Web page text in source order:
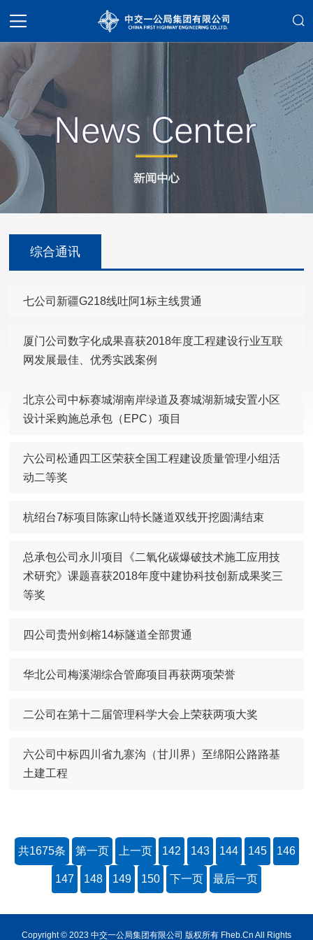
综合通讯
七公司新疆G218线吐阿1标主线贯通
厦门公司数字化成果喜获2018年度工程建设行业互联
网发展最佳、优秀实践案例
北京公司中标赛城湖南岸绿道及赛城湖新城安置小区
设计采购施总承包（EPC）项目
六公司松通四工区荣获全国工程建设质量管理小组活
动二等奖
杭绍台7标项目陈家山特长隧道双线开挖圆满结束
总承包公司永川项目《二氧化碳爆破技术施工应用技
术研究》课题喜获2018年度中建协科技创新成果奖三
等奖
四公司贵州剑榕14标隧道全部贯通
华北公司梅溪湖综合管廊项目再获两项荣誉
二公司在第十二届管理科学大会上荣获两项大奖
六公司中标四川省九寨沟（甘川界）至绵阳公路路基
土建工程
共1675条 第一页 上一页 142 143 144 145 146
147 148 149 150 下一页 最后一页
Copyright © 2023 中交一公局集团有限公司 版权所有 Fheb.Cn All Rights